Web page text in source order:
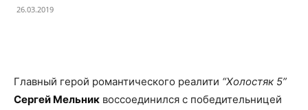
26.03.2019
Главный герой романтического реалити “Холостяк 5”
Сергей Мельник воссоединился с победительницей